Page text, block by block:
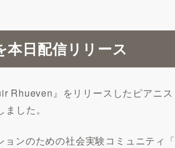
本日配信リリース
Rhueven』をリリースしたピア
した。
ンのための社会実験コミュニテ